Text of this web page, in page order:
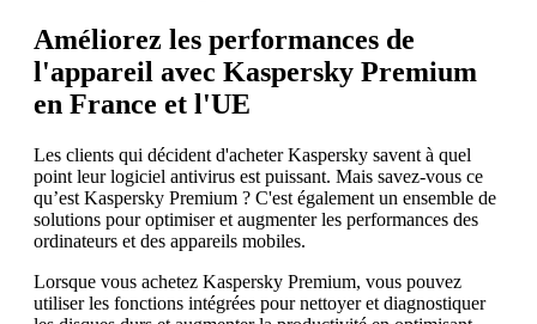
Améliorez les performances de
l'appareil avec Kaspersky Premium
en France et l'UE
Les clients qui décident d'acheter Kaspersky savent à quel
point leur logiciel antivirus est puissant. Mais savez-vous ce
qu’est Kaspersky Premium ? C'est également un ensemble de
solutions pour optimiser et augmenter les performances des
ordinateurs et des appareils mobiles.
Lorsque vous achetez Kaspersky Premium, vous pouvez
utiliser les fonctions intégrées pour nettoyer et diagnostiquer